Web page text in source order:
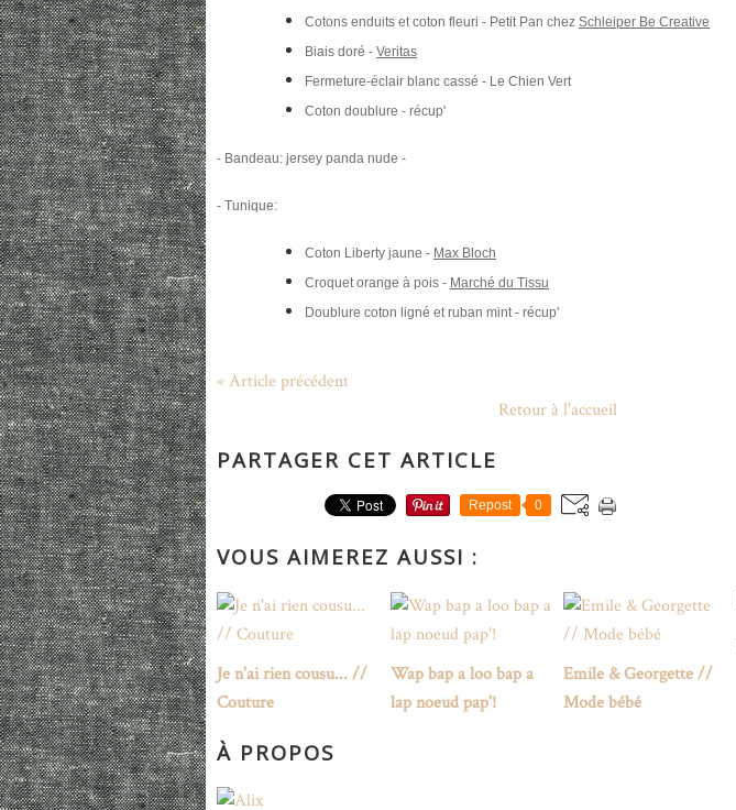
Cotons enduits et coton fleuri - Petit Pan chez Schleiper Be Creative
Biais doré - Veritas
Fermeture-éclair blanc cassé - Le Chien Vert
Coton doublure - récup'
- Bandeau: jersey panda nude -
- Tunique:
Coton Liberty jaune - Max Bloch
Croquet orange à pois - Marché du Tissu
Doublure coton ligné et ruban mint - récup'
« Article précédent
Retour à l'accueil
PARTAGER CET ARTICLE
Repost 0
VOUS AIMEREZ AUSSI :
Je n'ai rien cousu... //
Couture
Wap bap a loo bap a
lap noeud pap'!
Emile & Georgette //
Mode bébé
À PROPOS